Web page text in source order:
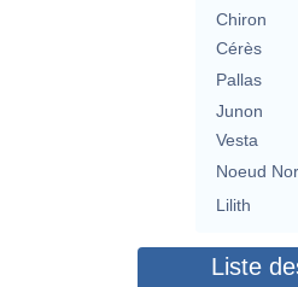
Chiron
Cérès
Pallas
Junon
Vesta
Noeud
Lilith
Liste